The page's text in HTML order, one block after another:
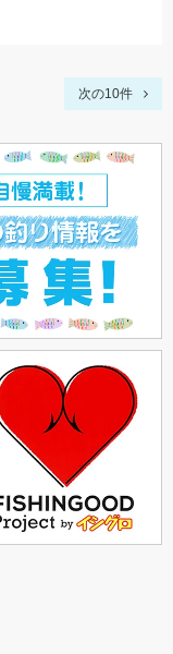
次の10件